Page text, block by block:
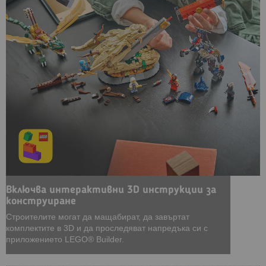
Включва интерактивни 3D инструкции за
конструиране
Строителите могат да мащабират, да завъртат
комплектите в 3D и да проследяват напредъка си с
приложението LEGO® Builder.